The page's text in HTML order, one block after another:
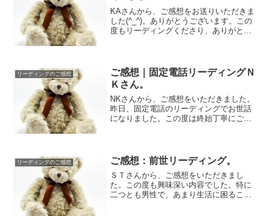
KAさんから、ご感想をお送りいただきま
した(^_^)。ありがとうございます。この
度もリーディングくださり、ありがとう
リーディングのご感想
ご感想｜固定電話リーディングＮ
Ｋさん。
NKさんから、ご感想をいただきました。
昨日、固定電話のリーディングでお世話
になりました。この度は終始丁寧にご対
リーディングのご感想 ご感想：前世リーディング。
ＳＴさんから、ご感想をいただきまし
た。この度も興味深い内容でした。特に
二つとも男性で、あまり生活に困ること